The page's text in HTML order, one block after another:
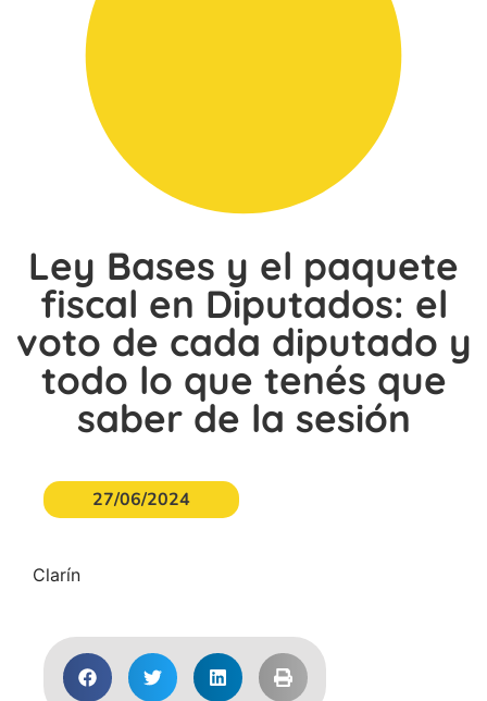
Ley Bases y el paquete
fiscal en Diputados: el
voto de cada diputado y
todo lo que tenés que
saber de la sesión
27/06/2024
Clarín